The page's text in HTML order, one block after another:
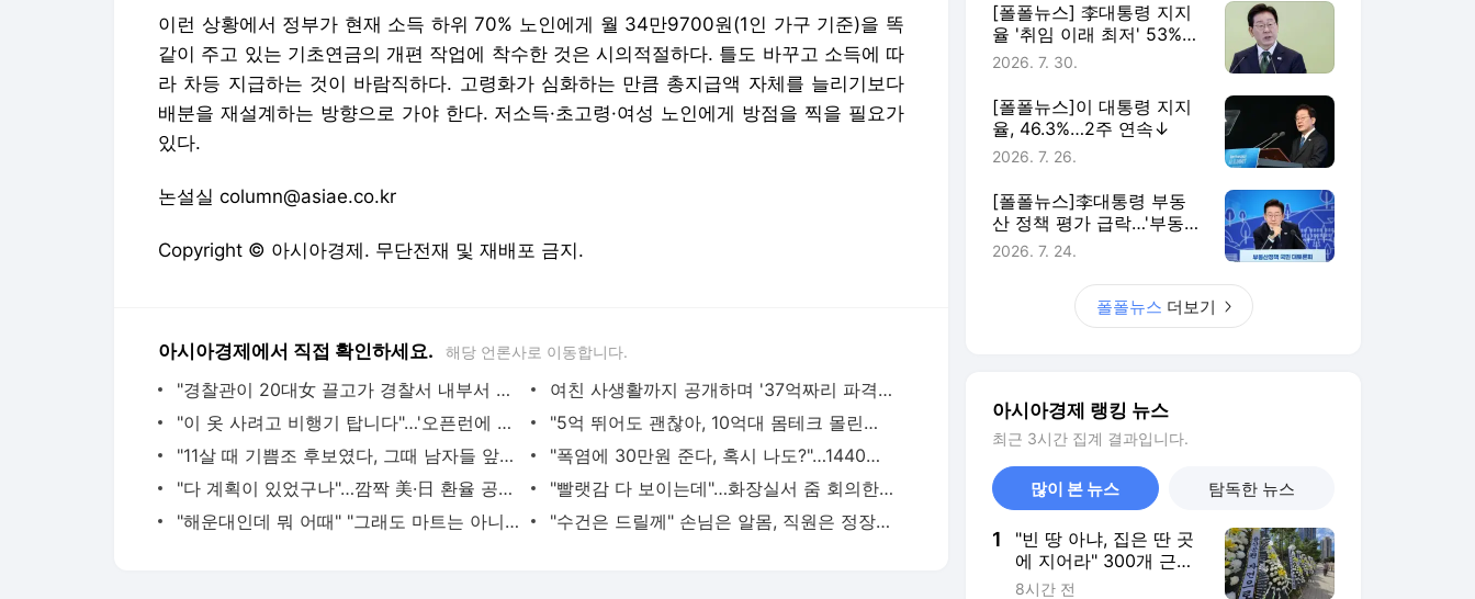
이런 상황에서 정부가 현재 소득 하위 70% 노인에게 월 34만9700원(1인 가구 기준)을 똑
같이 주고 있는 기초연금의 개편 작업에 착수한 것은 시의적절하다. 틀도 바꾸고 소득에 따
라 차등 지급하는 것이 바람직하다. 고령화가 심화하는 만큼 총지급액 자체를 늘리기보다
배분을 재설계하는 방향으로 가야 한다. 저소득·초고령·여성 노인에게 방점을 찍을 필요가
있다.
논설실 column@asiae.co.kr
Copyright © 아시아경제. 무단전재 및 재배포 금지.
아시아경제에서 직접 확인하세요. 해당 언론사로 이동합니다.
"경찰관이 20대女 끌고가 경찰서 내부서 성폭행"…직원 78명 직무정지까지, 파키스탄에 무슨 일이
여친 사생활까지 공개하며 '37억짜리 파격 실험'…"생리혈 영하 80도에 보관 중"
"이 옷 사려고 비행기 탑니다"…'오픈런에 품절대란' 제주여행 필수템으로 부상[지금사는방식]
"5억 뛰어도 괜찮아, 10억대 몸테크 몰린다"…중저가 재건축 단지 고가낙찰 행렬[부동산AtoZ]
"11살 때 기쁨조 후보였다, 그때 남자들 앞에서…" 탈북민 주장 충격
"폭염에 30만원 준다, 혹시 나도?"…1440만명 이미 가입된 '이 보험'
"다 계획이 있었구나"…깜짝 美·日 환율 공동개입, 5월부터 준비했다는데 [뭔日있슈]
"빨랫감 다 보이는데"…화장실서 줌 회의한 뉴질랜드 시의원 "문제없다"
"해운대인데 뭐 어때" "그래도 마트는 아니지" 점점 뜨거워지는 '비키니 논쟁'
"수건은 드릴께" 손님은 알몸, 직원은 정장…美 식당이 꺼낸 '파격 생존법'
[폴폴뉴스] 李대통령 지지
율 '취임 이래 최저' 53%…
민주 40%·국힘 21%
2026. 7. 30.
[폴폴뉴스]이 대통령 지지
율, 46.3%…2주 연속↓
2026. 7. 26.
[폴폴뉴스]李대통령 부동
산 정책 평가 급락…'부동산
정책 잘한다' 3월 51%→ 7
2026. 7. 24.
폴폴뉴스 더보기
아시아경제 랭킹 뉴스
최근 3시간 집계 결과입니다.
많이 본 뉴스 탐독한 뉴스
1
"빈 땅 아냐, 집은 딴 곳
에 지어라" 300개 근조
화환으로 뒤덮인 용산공
8시간 전